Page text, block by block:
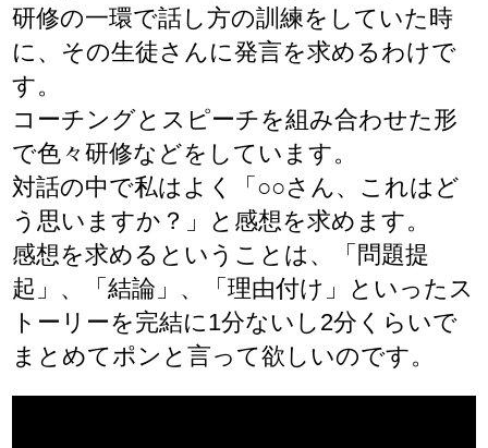
研修の一環で話し方の訓練をしていた時
に、その生徒さんに発言を求めるわけで
す。
コーチングとスピーチを組み合わせた形
で色々研修などをしています。
対話の中で私はよく「○○さん、これはど
う思いますか？」と感想を求めます。
感想を求めるということは、「問題提
起」、「結論」、「理由付け」といったス
トーリーを完結に1分ないし2分くらいで
まとめてポンと言って欲しいのです。